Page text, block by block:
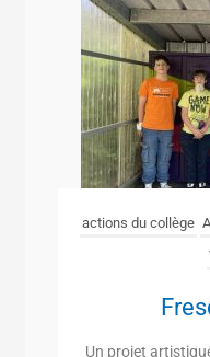
actions du collège
Un projet